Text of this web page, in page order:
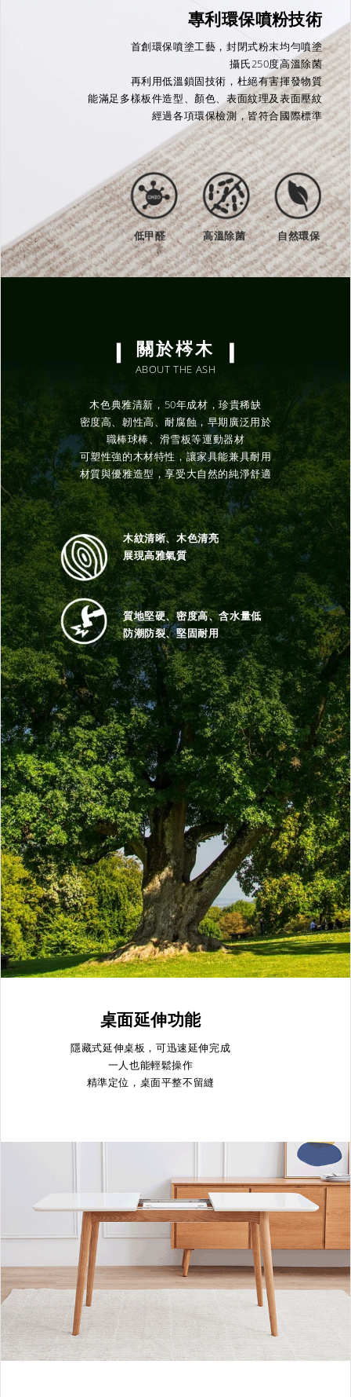
專利環保噴粉技術
首創環保噴塗工藝，封閉式粉末均勻噴塗
攝氏250度高溫除菌
再利用低溫鎖固技術，杜絕有害揮發物質
能滿足多樣板件造型、顏色、表面紋理及表面壓紋
經過各項環保檢測，皆符合國際標準
低甲醛 高溫除菌 自然環保
關於梣木
ABOUT THE ASH
木色典雅清新，50年成材，珍貴稀缺
密度高、韌性高、耐腐蝕，早期廣泛用於
職棒球棒、滑雪板等運動器材
可塑性強的木材特性，讓家具能兼具耐用
材質與優雅造型，享受大自然的純淨舒適
木紋清晰、木色清亮
展現高雅氣質
質地堅硬、密度高、含水量低
防潮防裂、堅固耐用
桌面延伸功能
隱藏式延伸桌板，可迅速延伸完成
一人也能輕鬆操作
精準定位，桌面平整不留縫